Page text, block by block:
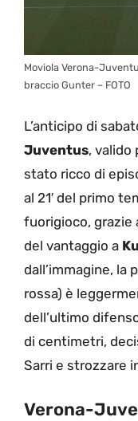
Moviola Verona-
braccio Gunter – FOTO
L’anticipo di
Juventus, valido
stato ricco di
al 21′ del primo
fuorigioco, grazie
del vantaggio a
dall’immagine, la
rossa) è
dell’ultimo
di centimetri,
Sarri e strozzare
Verona-